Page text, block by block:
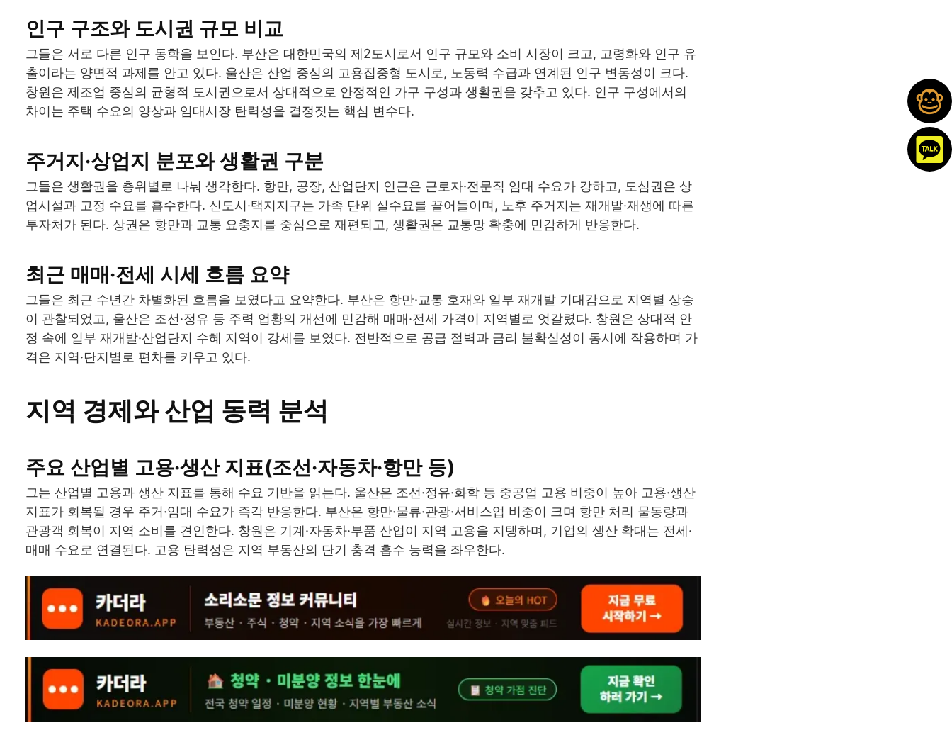
인구 구조와 도시권 규모 비교
그들은 서로 다른 인구 동학을 보인다. 부산은 대한민국의 제2도시로서 인구 규모와 소비 시장이 크고, 고령화와 인구 유
출이라는 양면적 과제를 안고 있다. 울산은 산업 중심의 고용집중형 도시로, 노동력 수급과 연계된 인구 변동성이 크다.
창원은 제조업 중심의 균형적 도시권으로서 상대적으로 안정적인 가구 구성과 생활권을 갖추고 있다. 인구 구성에서의
차이는 주택 수요의 양상과 임대시장 탄력성을 결정짓는 핵심 변수다.
주거지·상업지 분포와 생활권 구분
그들은 생활권을 층위별로 나눠 생각한다. 항만, 공장, 산업단지 인근은 근로자·전문직 임대 수요가 강하고, 도심권은 상
업시설과 고정 수요를 흡수한다. 신도시·택지지구는 가족 단위 실수요를 끌어들이며, 노후 주거지는 재개발·재생에 따른
투자처가 된다. 상권은 항만과 교통 요충지를 중심으로 재편되고, 생활권은 교통망 확충에 민감하게 반응한다.
최근 매매·전세 시세 흐름 요약
그들은 최근 수년간 차별화된 흐름을 보였다고 요약한다. 부산은 항만·교통 호재와 일부 재개발 기대감으로 지역별 상승
이 관찰되었고, 울산은 조선·정유 등 주력 업황의 개선에 민감해 매매·전세 가격이 지역별로 엇갈렸다. 창원은 상대적 안
정 속에 일부 재개발·산업단지 수혜 지역이 강세를 보였다. 전반적으로 공급 절벽과 금리 불확실성이 동시에 작용하며 가
격은 지역·단지별로 편차를 키우고 있다.
지역 경제와 산업 동력 분석
주요 산업별 고용·생산 지표(조선·자동차·항만 등)
그는 산업별 고용과 생산 지표를 통해 수요 기반을 읽는다. 울산은 조선·정유·화학 등 중공업 고용 비중이 높아 고용·생산
지표가 회복될 경우 주거·임대 수요가 즉각 반응한다. 부산은 항만·물류·관광·서비스업 비중이 크며 항만 처리 물동량과
관광객 회복이 지역 소비를 견인한다. 창원은 기계·자동차·부품 산업이 지역 고용을 지탱하며, 기업의 생산 확대는 전세·
매매 수요로 연결된다. 고용 탄력성은 지역 부동산의 단기 충격 흡수 능력을 좌우한다.